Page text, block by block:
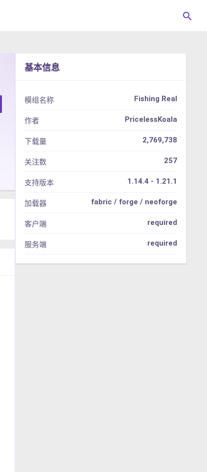
search
基本信息
模组名称 Fishing Real
作者 PricelessKoala
下载量 2,769,738
关注数 257
支持版本 1.14.4 - 1.21.1
加载器 fabric / forge / neoforge
客户端 required
服务端 required